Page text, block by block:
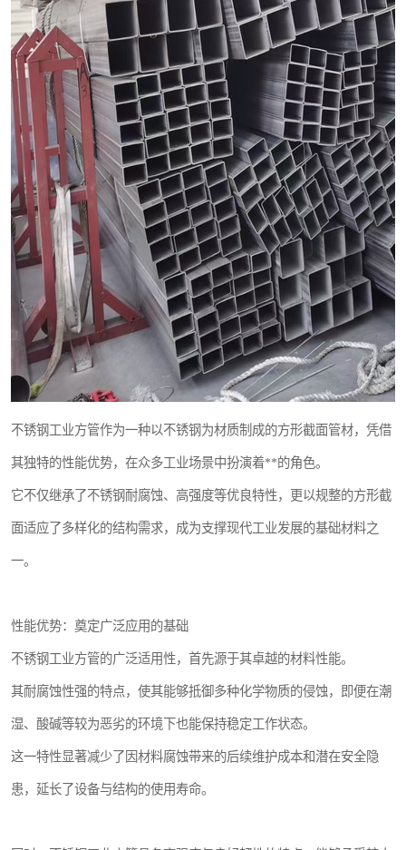
不锈钢工业方管作为一种以不锈钢为材质制成的方形截面管材，凭借
其独特的性能优势，在众多工业场景中扮演着**的角色。
它不仅继承了不锈钢耐腐蚀、高强度等优良特性，更以规整的方形截
面适应了多样化的结构需求，成为支撑现代工业发展的基础材料之
一。
性能优势：奠定广泛应用的基础
不锈钢工业方管的广泛适用性，首先源于其卓越的材料性能。
其耐腐蚀性强的特点，使其能够抵御多种化学物质的侵蚀，即便在潮
湿、酸碱等较为恶劣的环境下也能保持稳定工作状态。
这一特性显著减少了因材料腐蚀带来的后续维护成本和潜在安全隐
患，延长了设备与结构的使用寿命。